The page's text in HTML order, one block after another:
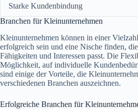
Starke Kundenbindung
Branchen für Kleinunternehmen
Kleinunternehmen können in einer
erfolgreich sein und eine Nische finden,
Fähigkeiten und Interessen passt. Die
Möglichkeit, auf individuelle
sind einige der Vorteile, die
verschiedenen Branchen auszeichnen.
Erfolgreiche Branchen für